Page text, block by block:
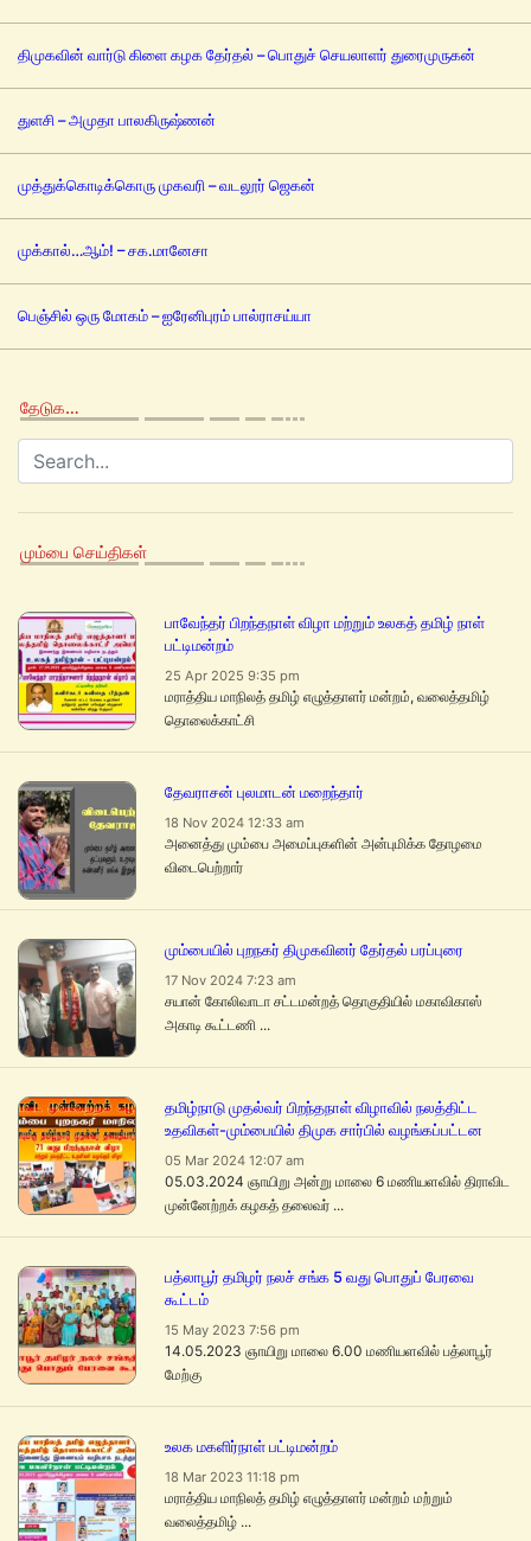
திமுகவின் வார்டு கிளை கழக தேர்தல் – பொதுச் செயலாளர் துரைமுருகன்
துளசி – அமுதா பாலகிருஷ்ணன்
முத்துக்கொடிக்கொரு முகவரி – வடலூர் ஜெகன்
முக்கால்…ஆம்! – சக.மானேசா
பெஞ்சில் ஒரு மோகம் – ஐரேனிபுரம் பால்ராசய்யா
தேடுக…
மும்பை செய்திகள்
பாவேந்தர் பிறந்தநாள் விழா மற்றும் உலகத் தமிழ் நாள்
பட்டிமன்றம்
25 Apr 2025 9:35 pm
மராத்திய மாநிலத் தமிழ் எழுத்தாளர் மன்றம், வலைத்தமிழ்
தொலைக்காட்சி
தேவராசன் புலமாடன் மறைந்தார்
18 Nov 2024 12:33 am
அனைத்து மும்பை அமைப்புகளின் அன்புமிக்க தோழமை
விடைபெற்றார்
மும்பையில் புறநகர் திமுகவினர் தேர்தல் பரப்புரை
17 Nov 2024 7:23 am
சயான் கோலிவாடா சட்டமன்றத் தொகுதியில் மகாவிகாஸ்
அகாடி கூட்டணி ...
தமிழ்நாடு முதல்வர் பிறந்தநாள் விழாவில் நலத்திட்ட
உதவிகள்-மும்பையில் திமுக சார்பில் வழங்கப்பட்டன
05 Mar 2024 12:07 am
05.03.2024 ஞாயிறு அன்று மாலை 6 மணியளவில் திராவிட
முன்னேற்றக் கழகத் தலைவர் ...
பத்லாபூர் தமிழர் நலச் சங்க 5 வது பொதுப் பேரவை
கூட்டம்
15 May 2023 7:56 pm
14.05.2023 ஞாயிறு மாலை 6.00 மணியளவில் பத்லாபூர்
மேற்கு
உலக மகளிர்நாள் பட்டிமன்றம்
18 Mar 2023 11:18 pm
மராத்திய மாநிலத் தமிழ் எழுத்தாளர் மன்றம் மற்றும்
வலைத்தமிழ் ...